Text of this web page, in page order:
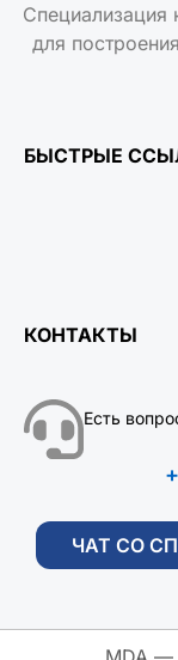
для
БЫСТРЫЕ
КОНТАКТЫ
Есть
ЧАТ СО